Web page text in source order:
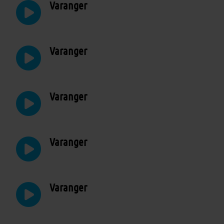
Varanger
Varanger
Varanger
Varanger
Varanger